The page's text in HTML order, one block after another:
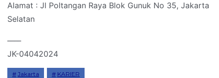
Alamat : Jl Poltangan Raya Blok Gunuk No 35, Jakarta
Selatan
JK-04042024
Jakarta KARIER